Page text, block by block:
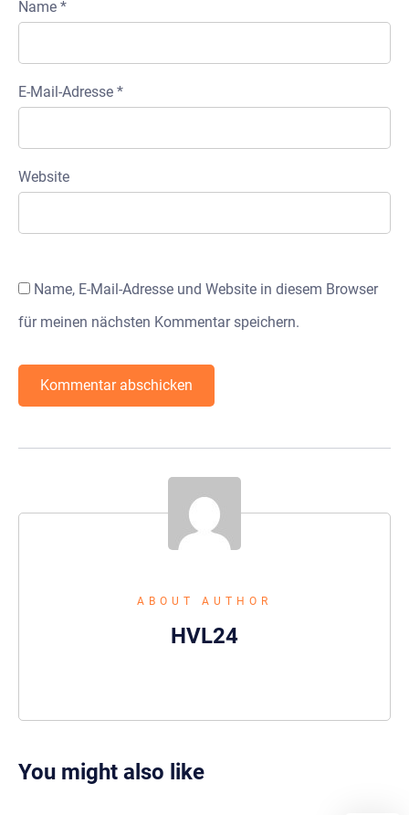
Name *
E-Mail-Adresse *
Website
Name, E-Mail-Adresse und Website in diesem Browser
für meinen nächsten Kommentar speichern.
ABOUT AUTHOR
HVL24
You might also like